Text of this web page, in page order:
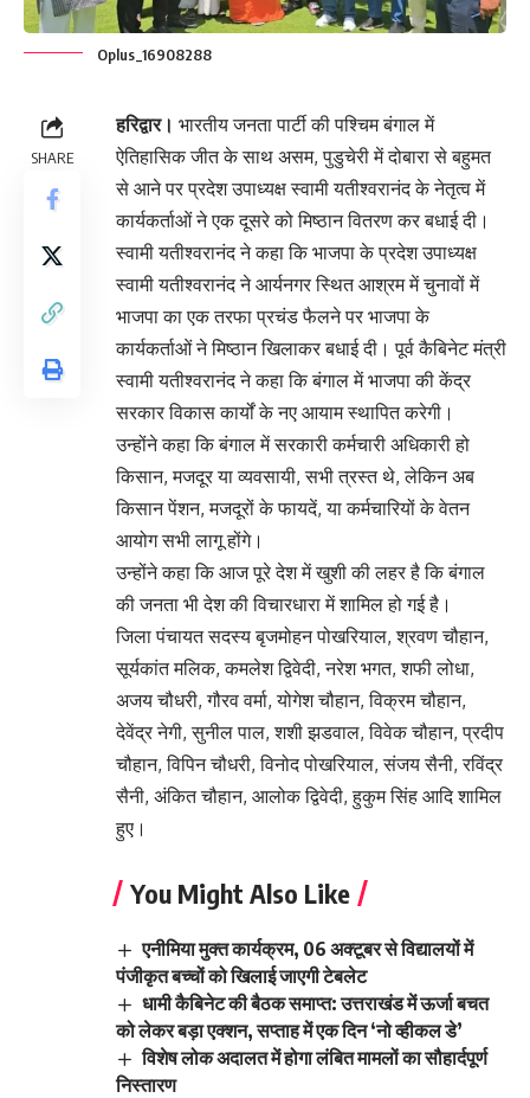
Oplus_16908288
SHARE
हरिद्वार। भारतीय जनता पार्टी की पश्चिम बंगाल में
ऐतिहासिक जीत के साथ असम, पुडुचेरी में दोबारा से बहुमत
से आने पर प्रदेश उपाध्यक्ष स्वामी यतीश्वरानंद के नेतृत्व में
कार्यकर्ताओं ने एक दूसरे को मिष्ठान वितरण कर बधाई दी।
स्वामी यतीश्वरानंद ने कहा कि भाजपा के प्रदेश उपाध्यक्ष
स्वामी यतीश्वरानंद ने आर्यनगर स्थित आश्रम में चुनावों में
भाजपा का एक तरफा प्रचंड फैलने पर भाजपा के
कार्यकर्ताओं ने मिष्ठान खिलाकर बधाई दी। पूर्व कैबिनेट मंत्री
स्वामी यतीश्वरानंद ने कहा कि बंगाल में भाजपा की केंद्र
सरकार विकास कार्यों के नए आयाम स्थापित करेगी।
उन्होंने कहा कि बंगाल में सरकारी कर्मचारी अधिकारी हो
किसान, मजदूर या व्यवसायी, सभी त्रस्त थे, लेकिन अब
किसान पेंशन, मजदूरों के फायदें, या कर्मचारियों के वेतन
आयोग सभी लागू होंगे।
उन्होंने कहा कि आज पूरे देश में खुशी की लहर है कि बंगाल
की जनता भी देश की विचारधारा में शामिल हो गई है।
जिला पंचायत सदस्य बृजमोहन पोखरियाल, श्रवण चौहान,
सूर्यकांत मलिक, कमलेश द्विवेदी, नरेश भगत, शफी लोधा,
अजय चौधरी, गौरव वर्मा, योगेश चौहान, विक्रम चौहान,
देवेंद्र नेगी, सुनील पाल, शशी झडवाल, विवेक चौहान, प्रदीप
चौहान, विपिन चौधरी, विनोद पोखरियाल, संजय सैनी, रविंद्र
सैनी, अंकित चौहान, आलोक द्विवेदी, हुकुम सिंह आदि शामिल
हुए।
You Might Also Like
एनीमिया मुक्त कार्यक्रम, 06 अक्टूबर से विद्यालयों में
पंजीकृत बच्चों को खिलाई जाएगी टेबलेट
धामी कैबिनेट की बैठक समाप्त: उत्तराखंड में ऊर्जा बचत
को लेकर बड़ा एक्शन, सप्ताह में एक दिन ‘नो व्हीकल डे’
विशेष लोक अदालत में होगा लंबित मामलों का सौहार्दपूर्ण
निस्तारण